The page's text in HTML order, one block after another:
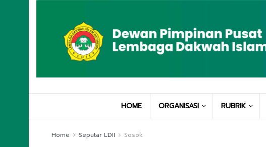
HOME ORGANISASI RUBRIK
Home Seputar LDII Sosok